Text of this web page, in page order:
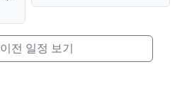
이전 일정 보기